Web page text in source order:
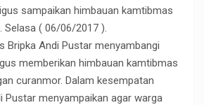
sampaikan himbauan kamtibmas
Selasa ( 06/06/2017 ).
Bripka Andi Pustar menyambangi
memberikan himbauan kamtibmas
curanmor. Dalam kesempatan
Pustar menyampaikan agar warga